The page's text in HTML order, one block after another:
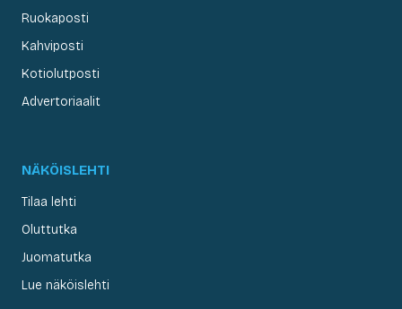
Ruokaposti
Kahviposti
Kotiolutposti
Advertoriaalit
NÄKÖISLEHTI
Tilaa lehti
Oluttutka
Juomatutka
Lue näköislehti